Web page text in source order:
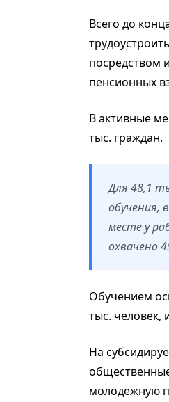
Всего до
посредством
пенсионных
В активные
тыс. граждан.
Для 48,1
обучения,
месте у
охвачено
Обучением
тыс. человек,
На
молодежную